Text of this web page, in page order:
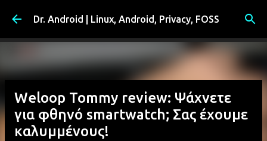
Μετάβαση στο κύριο περιεχόμενο
Dr. Android | Linux, Android, Privacy, FOSS
Weloop Tommy review: Ψάχνετε
για φθηνό smartwatch; Σας έχουμε
καλυμμένους!